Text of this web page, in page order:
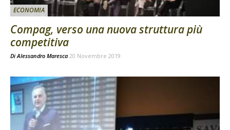
ECONOMIA
Compag, verso una nuova struttura più
competitiva
Di Alessandro Maresca 20 Novembre 2019